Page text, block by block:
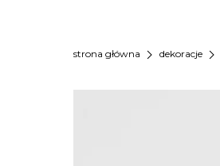
strona główna chevron_right dekoracje chevron_right